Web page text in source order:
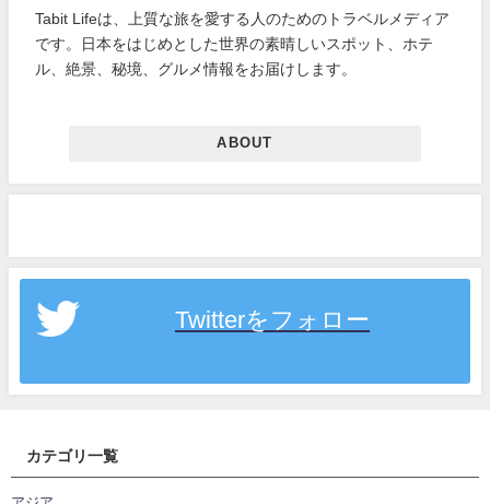
Tabit Lifeは、上質な旅を愛する人のためのトラベルメディア
です。日本をはじめとした世界の素晴しいスポット、ホテ
ル、絶景、秘境、グルメ情報をお届けします。
ABOUT
Twitterをフォロー
カテゴリ一覧